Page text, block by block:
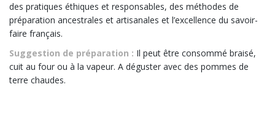
des pratiques éthiques et responsables, des méthodes de
préparation ancestrales et artisanales et l’excellence du savoir-
faire français.
Suggestion de préparation : Il peut être consommé braisé,
cuit au four ou à la vapeur. A déguster avec des pommes de
terre chaudes.